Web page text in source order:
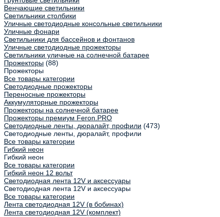
Венчающие светильники
Светильники столбики
Уличные светодиодные консольные светильники
Уличные фонари
Светильники для бассейнов и фонтанов
Уличные светодиодные прожекторы
Светильники уличные на солнечной батарее
Прожекторы (88)
Прожекторы
Все товары категории
Светодиодные прожекторы
Переносные прожекторы
Аккумуляторные прожекторы
Прожекторы на солнечной батарее
Прожекторы премиум Feron.PRO
Светодиодные ленты, дюралайт, профили (473)
Светодиодные ленты, дюралайт, профили
Все товары категории
Гибкий неон
Гибкий неон
Все товары категории
Гибкий неон 12 вольт
Светодиодная лента 12V и аксессуары
Светодиодная лента 12V и аксессуары
Все товары категории
Лента светодиодная 12V (в бобинах)
Лента светодиодная 12V (комплект)